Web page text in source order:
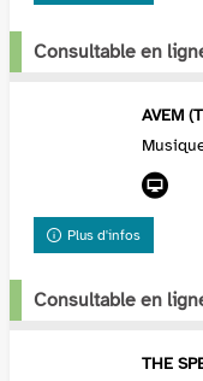
Consultable en
AVEM
Plus d'infos
Consultable en
THE